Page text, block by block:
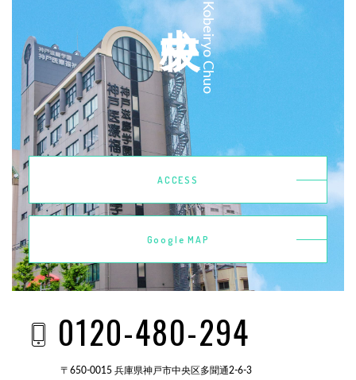
Kobeiryo Chuo
ACCESS
Google MAP
0120-480-294
〒650-0015 兵庫県神戸市中央区多聞通2-6-3